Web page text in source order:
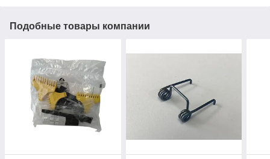
Подобные товары компании